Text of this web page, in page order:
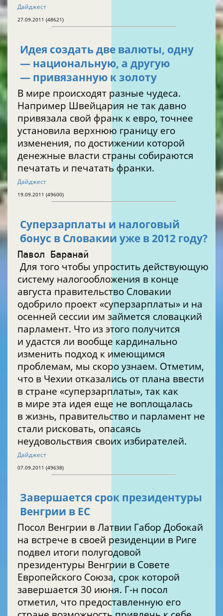
Дайджест
27.09.2011 (48621)
Идея создать две валюты, одну
— национальную, а другую
— привязанную к золоту
В мире происходят разные чудеса.
Например Швейцария не так давно
привязала свой франк к евро, точнее
установила верхнюю границу его
изменения, по достижении которой
денежные власти страны собираются
печатать и печатать франки.
Дайджест
19.09.2011 (49600)
Суперзарплаты и налоговый
бонус в Словакии уже в 2012 году?
Павол Баранай
Для того чтобы упростить действующую
систему налогообложения в конце
августа правительство Словакии
одобрило проект «суперзарплаты» и на
осенней сессии им займется словацкий
парламент. Что из этого получится
и удастся ли вообще кардинально
изменить подход к имеющимся
проблемам, мы скоро узнаем. Отметим,
что в Чехии отказались от плана ввести
в стране «суперзарплаты», так как
в мире эта идея еще не воплощалась
в жизнь, правительство и парламент не
стали рисковать, опасаясь
неудовольствия своих избирателей.
Дайджест
07.09.2011 (49638)
Завершается срок президентуры
Венгрии в ЕС
Посол Венгрии в Латвии Габор Добокай
на встрече в своей резиденции в Риге
подвел итоги полугодовой
президентуры Венгрии в Совете
Европейского Союза, срок которой
завершается 30 июня. Г-н посол
отметил, что предоставленную его